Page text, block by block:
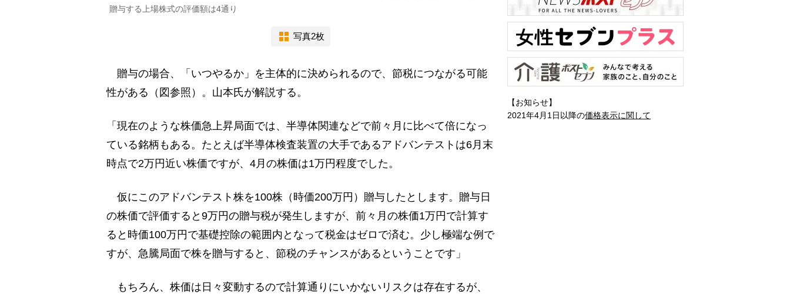
贈与する上場株式の評価額は4通り
写真2枚
贈与の場合、「いつやるか」を主体的に決められるので、節税につながる可能
性がある（図参照）。山本氏が解説する。
「現在のような株価急上昇局面では、半導体関連などで前々月に比べて倍になっ
ている銘柄もある。たとえば半導体検査装置の大手であるアドバンテストは6月末
時点で2万円近い株価ですが、4月の株価は1万円程度でした。
仮にこのアドバンテスト株を100株（時価200万円）贈与したとします。贈与日
の株価で評価すると9万円の贈与税が発生しますが、前々月の株価1万円で計算す
ると時価100万円で基礎控除の範囲内となって税金はゼロで済む。少し極端な例で
すが、急騰局面で株を贈与すると、節税のチャンスがあるということです」
もちろん、株価は日々変動するので計算通りにいかないリスクは存在するが、
【お知らせ】
2021年4月1日以降の価格表示に関して